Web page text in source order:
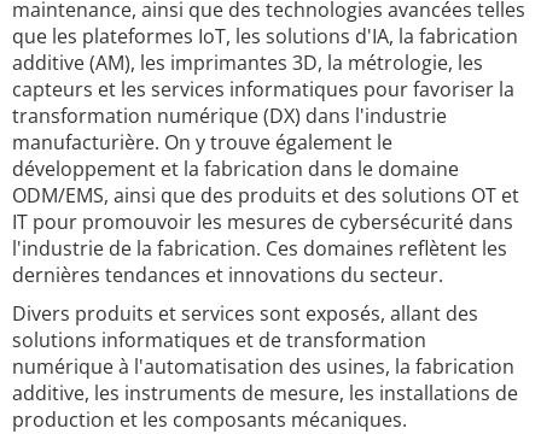
maintenance, ainsi que des technologies avancées telles
que les plateformes IoT, les solutions d'IA, la fabrication
additive (AM), les imprimantes 3D, la métrologie, les
capteurs et les services informatiques pour favoriser la
transformation numérique (DX) dans l'industrie
manufacturière. On y trouve également le
développement et la fabrication dans le domaine
ODM/EMS, ainsi que des produits et des solutions OT et
IT pour promouvoir les mesures de cybersécurité dans
l'industrie de la fabrication. Ces domaines reflètent les
dernières tendances et innovations du secteur.
Divers produits et services sont exposés, allant des
solutions informatiques et de transformation
numérique à l'automatisation des usines, la fabrication
additive, les instruments de mesure, les installations de
production et les composants mécaniques.